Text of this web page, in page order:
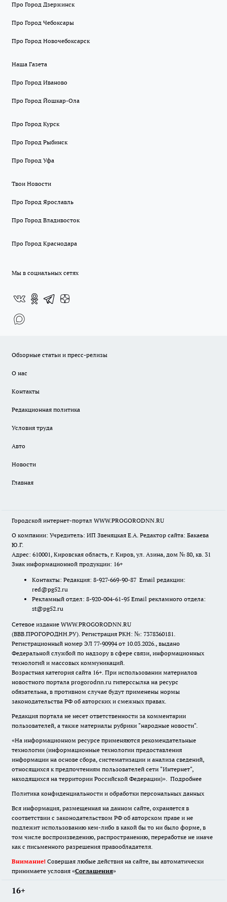
Про Город Дзержинск
Про Город Чебоксары
Про Город Новочебоксарск
Наша Газета
Про Город Иваново
Про Город Йошкар-Ола
Про Город Курск
Про Город Рыбинск
Про Город Уфа
Твои Новости
Про Город Ярославль
Про Город Владивосток
Про Город Краснодара
Мы в социальных сетях
Обзорные статьи и пресс-релизы
О нас
Контакты
Редакционная политика
Условия труда
Авто
Новости
Главная
Городской интернет-портал WWW.PROGORODNN.RU
О компании: Учредитель: ИП Звеняцкая Е.А. Редактор сайта: Бакаева
Ю.Г.
Адрес: 610001, Кировская область, г. Киров, ул. Азина, дом № 80, кв. 31
Знак информационной продукции: 16+
Контакты: Редакция: 8-927-669-90-87 Email редакции:
red@pg52.ru
Рекламный отдел: 8-920-004-61-95 Email рекламного отдела:
st@pg52.ru
Сетевое издание WWW.PROGORODNN.RU
(ВВВ.ПРОГОРОДНН.РУ). Регистрация РКН: №: 7378360181.
Регистрационный номер ЭЛ 77-90994 от 10.03.2026., выдано
Федеральной службой по надзору в сфере связи, информационных
технологий и массовых коммуникаций.
Возрастная категория сайта 16+. При использовании материалов
новостного портала progorodnn.ru гиперссылка на ресурс
обязательна, в противном случае будут применены нормы
законодательства РФ об авторских и смежных правах.
Редакция портала не несет ответственности за комментарии
пользователей, а также материалы рубрики "народные новости".
«На информационном ресурсе применяются рекомендательные
технологии (информационные технологии предоставления
информации на основе сбора, систематизации и анализа сведений,
относящихся к предпочтениям пользователей сети "Интернет",
находящихся на территории Российской Федерации)». Подробнее
Политика конфиденциальности и обработки персональных данных
Вся информация, размещенная на данном сайте, охраняется в
соответствии с законодательством РФ об авторском праве и не
подлежит использованию кем-либо в какой бы то ни было форме, в
том числе воспроизведению, распространению, переработке не иначе
как с письменного разрешения правообладателя.
Внимание! Совершая любые действия на сайте, вы автоматически
принимаете условия «Cоглашения»
16+